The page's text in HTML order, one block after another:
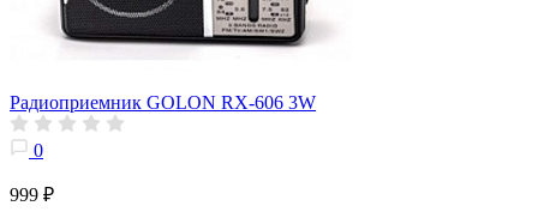
Радиоприемник GOLON RX-606 3W
0
999 ₽